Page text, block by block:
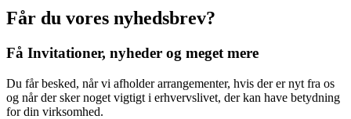
Får du vores nyhedsbrev?
Få Invitationer, nyheder og meget mere
Du får besked, når vi afholder arrangementer, hvis der er nyt fra os
og når der sker noget vigtigt i erhvervslivet, der kan have betydning
for din virksomhed.